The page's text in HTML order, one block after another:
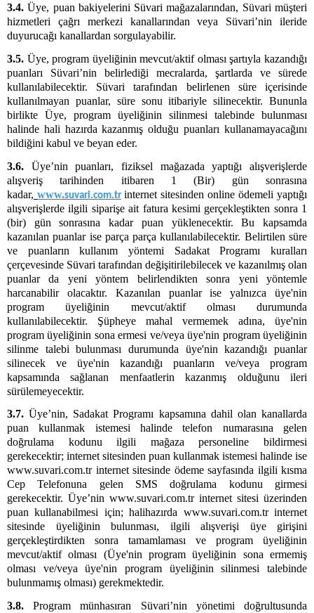
3.4.Üye, puan bakiyelerini Süvari mağazalarından, Süvari müşteri
hizmetleri çağrı merkezi kanallarından veya Süvari’nin ileride
duyurucağı kanallardan sorgulayabilir.
3.5. Üye, program üyeliğinin mevcut/aktif olması şartıyla kazandığı
puanları Süvari’nin belirlediği mecralarda, şartlarda ve sürede
kullanılabilecektir. Süvari tarafından belirlenen süre içerisinde
kullanılmayan puanlar, süre sonu itibariyle silinecektir. Bununla
birlikte Üye, program üyeliğinin silinmesi talebinde bulunması
halinde hali hazırda kazanmış olduğu puanları kullanamayacağını
bildiğini kabul ve beyan eder.
3.6. Üye’nin puanları, fiziksel mağazada yaptığı alışverişlerde
alışveriş tarihinden itibaren 1 (Bir) gün sonrasına
kadar, www.suvari.com.tr internet sitesinden online ödemeli yaptığı
alışverişlerde ilgili siparişe ait fatura kesimi gerçekleştikten sonra 1
(bir) gün sonrasına kadar puan yüklenecektir. Bu kapsamda
kazanılan puanlar ise parça parça kullanılabilecektir. Belirtilen süre
ve puanların kullanım yöntemi Sadakat Programı kuralları
çerçevesinde Süvari tarafından değişitirilebilecek ve kazanılmış olan
puanlar da yeni yöntem belirlendikten sonra yeni yöntemle
harcanabilir olacaktır. Kazanılan puanlar ise yalnızca üye'nin
program üyeliğinin mevcut/aktif olması durumunda
kullanılabilecektir. Şüpheye mahal vermemek adına, üye'nin
program üyeliğinin sona ermesi ve/veya üye'nin program üyeliğinin
silinme talebi bulunması durumunda üye'nin kazandığı puanlar
silinecek ve üye'nin kazandığı puanların ve/veya program
kapsamında sağlanan menfaatlerin kazanmış olduğunu ileri
sürülemeyecektir.
3.7.Üye’nin, Sadakat Programı kapsamına dahil olan kanallarda
puan kullanmak istemesi halinde telefon numarasına gelen
doğrulama kodunu ilgili mağaza personeline bildirmesi
gerekecektir; internet sitesinden puan kullanmak istemesi halinde ise
www.suvari.com.tr internet sitesinde ödeme sayfasında ilgili kısma
Cep Telefonuna gelen SMS doğrulama kodunu girmesi
gerekecektir. Üye’nin www.suvari.com.tr internet sitesi üzerinden
puan kullanabilmesi için; halihazırda www.suvari.com.tr internet
sitesinde üyeliğinin bulunması, ilgili alışverişi üye girişini
gerçekleştirdikten sonra tamamlaması ve program üyeliğinin
mevcut/aktif olması (Üye'nin program üyeliğinin sona ermemiş
olması ve/veya üye'nin program üyeliğinin silinmesi talebinde
bulunmamış olması) gerekmektedir.
3.8.Program münhasıran Süvari’nin yönetimi doğrultusunda